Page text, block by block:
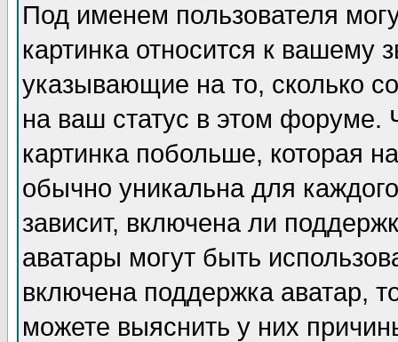
Под именем пользователя
картинка относится к вашему
указывающие на то, сколько
на ваш статус в этом форуме.
картинка побольше, которая
обычно уникальна для
зависит, включена ли
аватары могут быть
включена поддержка аватар,
можете выяснить у них